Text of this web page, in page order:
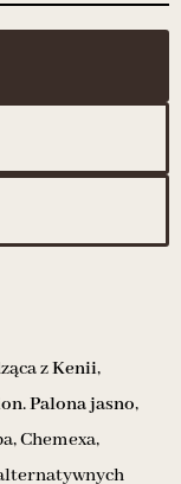
zKenii,
.Palona jasno,
Chemexa,